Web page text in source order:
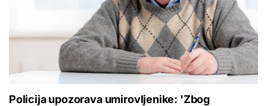
Policija upozorava umirovljenike: 'Zbog